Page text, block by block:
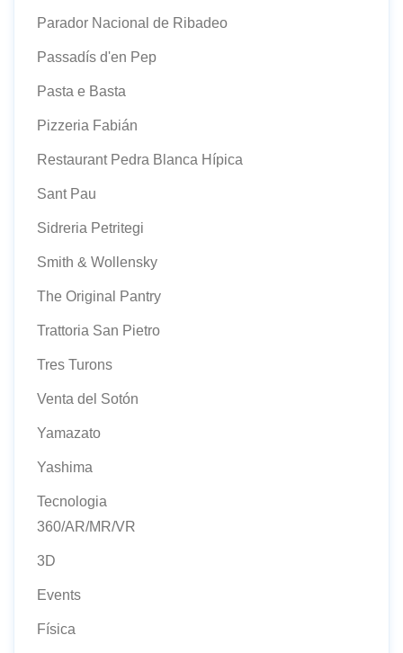
Parador Nacional de Ribadeo
Passadís d'en Pep
Pasta e Basta
Pizzeria Fabián
Restaurant Pedra Blanca Hípica
Sant Pau
Sidreria Petritegi
Smith & Wollensky
The Original Pantry
Trattoria San Pietro
Tres Turons
Venta del Sotón
Yamazato
Yashima
Tecnologia
360/AR/MR/VR
3D
Events
Física